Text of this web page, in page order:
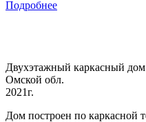
Подробнее
Двухэтажный каркасный
Омской обл.
2021г.
Дом построен по каркасной